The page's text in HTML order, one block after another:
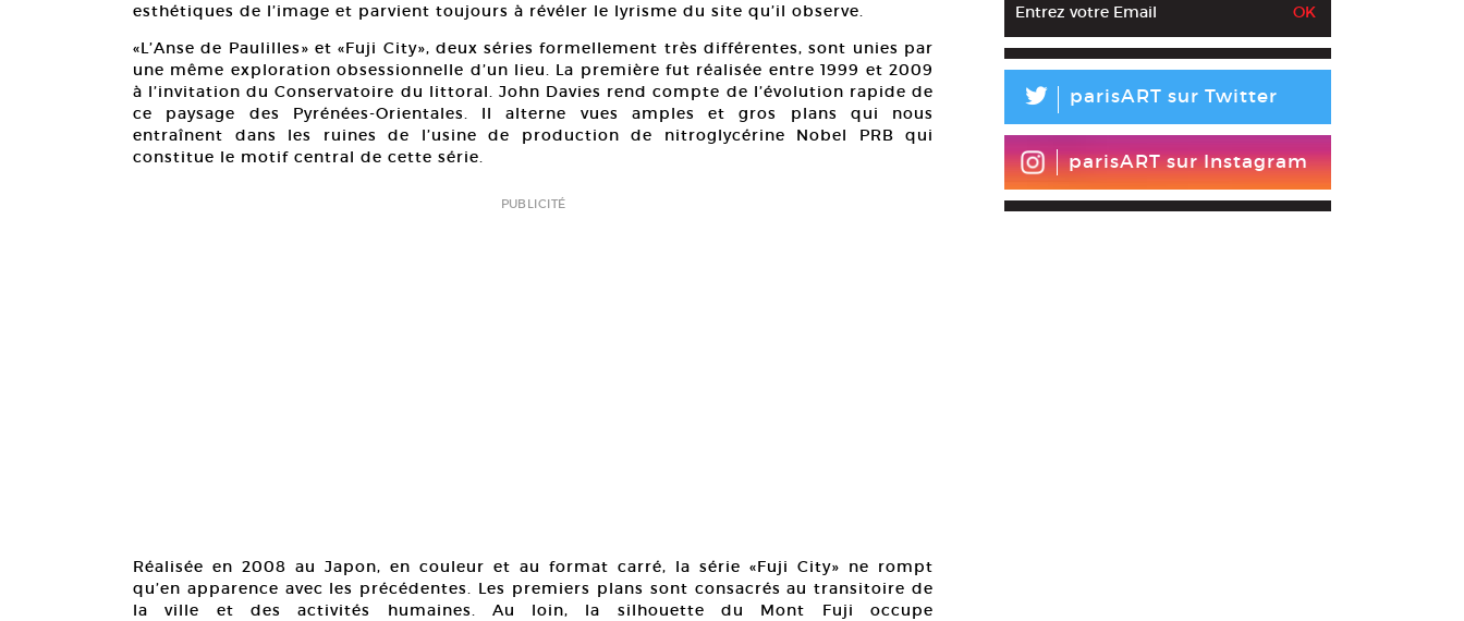
esthétiques de l’image et parvient toujours à révéler le lyrisme du site qu’il observe.
«L’Anse de Paulilles» et «Fuji City», deux séries formellement très différentes, sont unies par
une même exploration obsessionnelle d’un lieu. La première fut réalisée entre 1999 et 2009
à l’invitation du Conservatoire du littoral. John Davies rend compte de l’évolution rapide de
ce paysage des Pyrénées-Orientales. Il alterne vues amples et gros plans qui nous
entraînent dans les ruines de l’usine de production de nitroglycérine Nobel PRB qui
constitue le motif central de cette série.
PUBLICITÉ
Réalisée en 2008 au Japon, en couleur et au format carré, la série «Fuji City» ne rompt
qu’en apparence avec les précédentes. Les premiers plans sont consacrés au transitoire de
la ville et des activités humaines. Au loin, la silhouette du Mont Fuji occupe
L parisART sur Twitter
parisART sur Instagram